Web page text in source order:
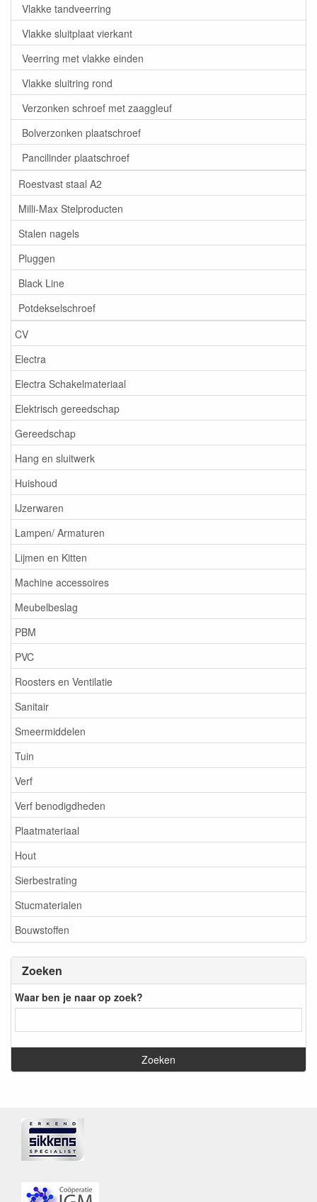
Vlakke tandveerring
Vlakke sluitplaat vierkant
Veerring met vlakke einden
Vlakke sluitring rond
Verzonken schroef met zaaggleuf
Bolverzonken plaatschroef
Pancilinder plaatschroef
Roestvast staal A2
Milli-Max Stelproducten
Stalen nagels
Pluggen
Black Line
Potdekselschroef
CV
Electra
Electra Schakelmateriaal
Elektrisch gereedschap
Gereedschap
Hang en sluitwerk
Huishoud
IJzerwaren
Lampen/ Armaturen
Lijmen en Kitten
Machine accessoires
Meubelbeslag
PBM
PVC
Roosters en Ventilatie
Sanitair
Smeermiddelen
Tuin
Verf
Verf benodigdheden
Plaatmateriaal
Hout
Sierbestrating
Stucmaterialen
Bouwstoffen
Zoeken
Waar ben je naar op zoek?